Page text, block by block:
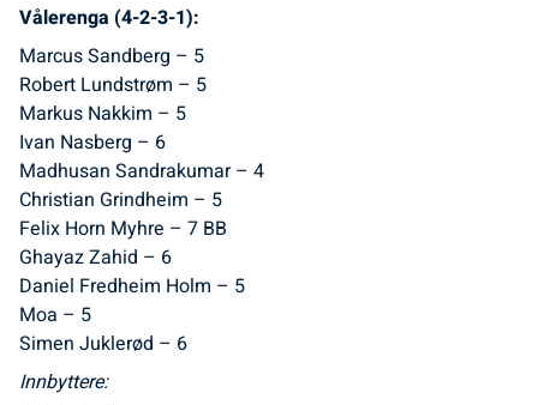
Vålerenga (4-2-3-1):
Marcus Sandberg – 5
Robert Lundstrøm – 5
Markus Nakkim – 5
Ivan Nasberg – 6
Madhusan Sandrakumar – 4
Christian Grindheim – 5
Felix Horn Myhre – 7 BB
Ghayaz Zahid – 6
Daniel Fredheim Holm – 5
Moa – 5
Simen Juklerød – 6
Innbyttere: